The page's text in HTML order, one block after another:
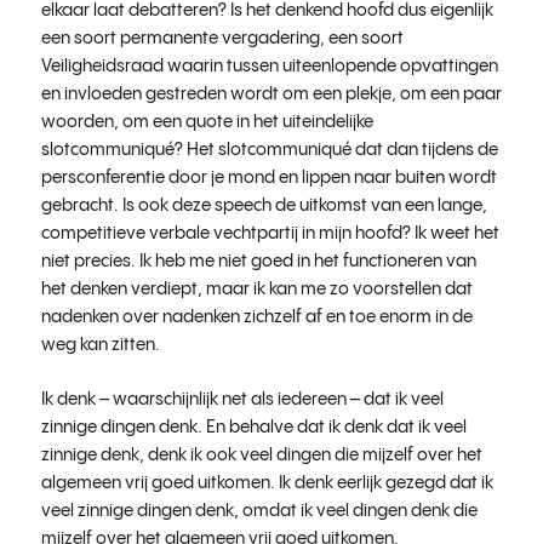
elkaar laat debatteren? Is het denkend hoofd dus eigenlijk
een soort permanente vergadering, een soort
Veiligheidsraad waarin tussen uiteenlopende opvattingen
en invloeden gestreden wordt om een plekje, om een paar
woorden, om een quote in het uiteindelijke
slotcommuniqué? Het slotcommuniqué dat dan tijdens de
persconferentie door je mond en lippen naar buiten wordt
gebracht. Is ook deze speech de uitkomst van een lange,
competitieve verbale vechtpartij in mijn hoofd? Ik weet het
niet precies. Ik heb me niet goed in het functioneren van
het denken verdiept, maar ik kan me zo voorstellen dat
nadenken over nadenken zichzelf af en toe enorm in de
weg kan zitten.
Ik denk – waarschijnlijk net als iedereen – dat ik veel
zinnige dingen denk. En behalve dat ik denk dat ik veel
zinnige denk, denk ik ook veel dingen die mijzelf over het
algemeen vrij goed uitkomen. Ik denk eerlijk gezegd dat ik
veel zinnige dingen denk, omdat ik veel dingen denk die
mijzelf over het algemeen vrij goed uitkomen.